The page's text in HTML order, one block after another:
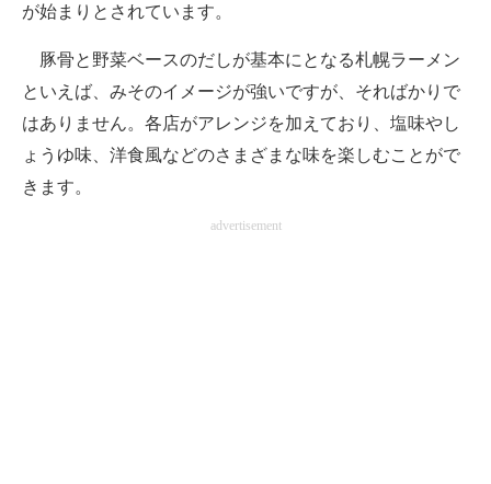
が始まりとされています。
豚骨と野菜ベースのだしが基本にとなる札幌ラーメン
といえば、みそのイメージが強いですが、そればかりで
はありません。各店がアレンジを加えており、塩味やし
ょうゆ味、洋食風などのさまざまな味を楽しむことがで
きます。
advertisement